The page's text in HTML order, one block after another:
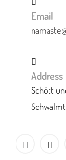
Email
Address
Schött